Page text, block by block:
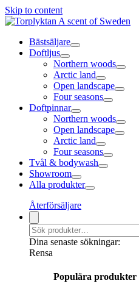
Skip to content
Bästsäljare
Doftljus
Northern woods
Arctic land
Open landscape
Four seasons
Doftpinnar
Northern woods
Open landscape
Arctic land
Four seasons
Tvål & bodywash
Showroom
Alla produkter
Återförsäljare
Dina senaste sökningar:
Rensa
Populära produkter